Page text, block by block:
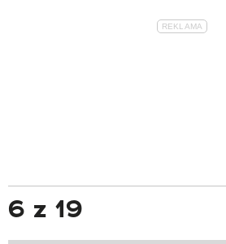
6 z 19